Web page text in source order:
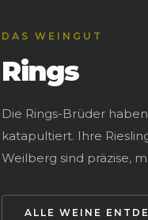
DAS WEINGUT
Rings
Die Rings-Brüder
katapultiert. Ihre
Weilberg sind präzise,
ALLE WEINE